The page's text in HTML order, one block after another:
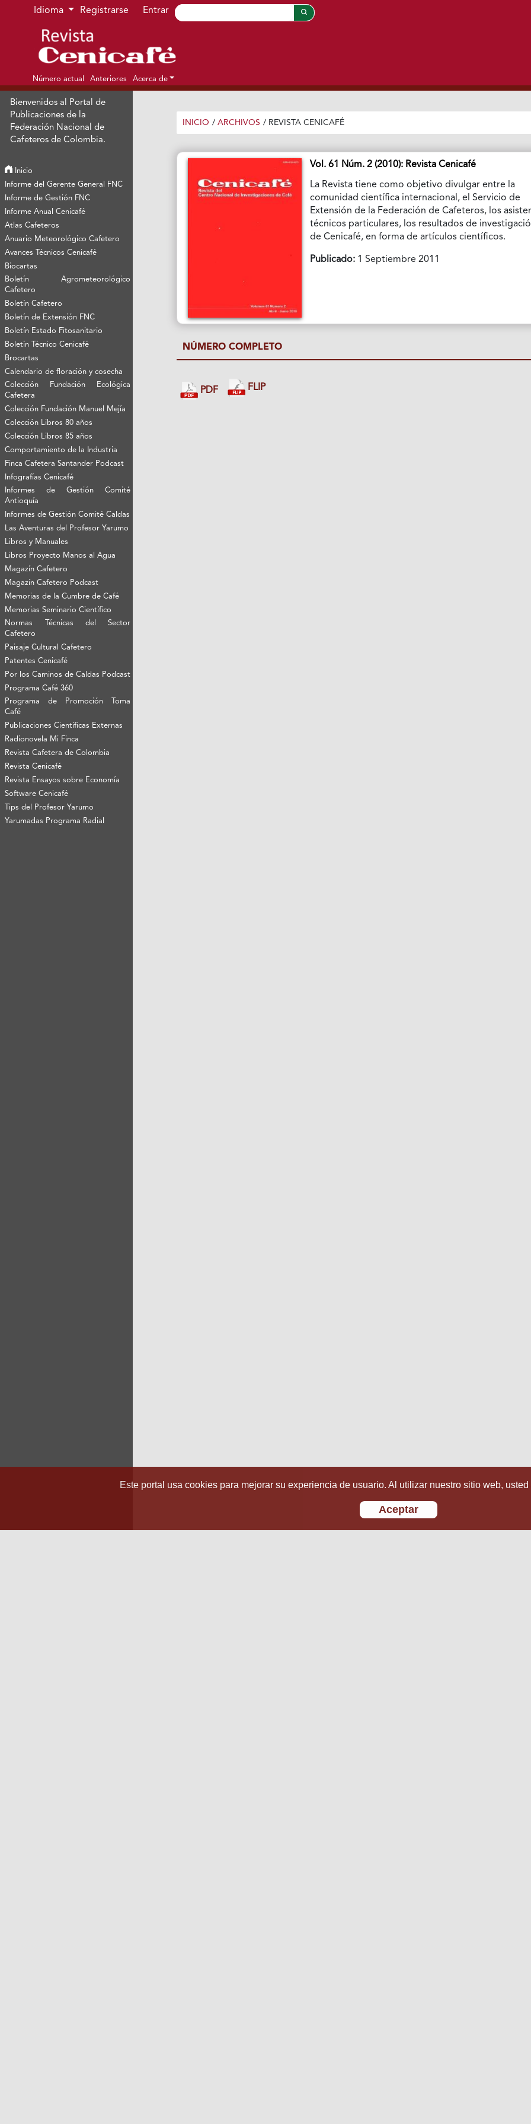
Ir al menú de navegación principal
Ir al contenido principal
Ir al pie de página del sitio
Idioma Registrarse Entrar
Número actual Anteriores Acerca de
Bienvenidos al Portal de
Publicaciones de la
Federación Nacional de
Cafeteros de Colombia.
Inicio
Informe del Gerente General FNC
Informe de Gestión FNC
Informe Anual Cenicafé
Atlas Cafeteros
Anuario Meteorológico Cafetero
Avances Técnicos Cenicafé
Biocartas
Boletín Agrometeorológico
Cafetero
Boletín Cafetero
Boletín de Extensión FNC
Boletín Estado Fitosanitario
Boletín Técnico Cenicafé
Brocartas
Calendario de floración y cosecha
Colección Fundación Ecológica
Cafetera
Colección Fundación Manuel Mejía
Colección Libros 80 años
Colección Libros 85 años
Comportamiento de la Industria
Finca Cafetera Santander Podcast
Infografías Cenicafé
Informes de Gestión Comité
Antioquía
Informes de Gestión Comité Caldas
Las Aventuras del Profesor Yarumo
Libros y Manuales
Libros Proyecto Manos al Agua
Magazín Cafetero
Magazín Cafetero Podcast
Memorias de la Cumbre de Café
Memorias Seminario Científico
Normas Técnicas del Sector
Cafetero
Paisaje Cultural Cafetero
Patentes Cenicafé
Por los Caminos de Caldas Podcast
Programa Café 360
Programa de Promoción Toma
Café
Publicaciones Científicas Externas
Radionovela Mi Finca
Revista Cafetera de Colombia
Revista Cenicafé
Revista Ensayos sobre Economía
Software Cenicafé
Tips del Profesor Yarumo
Yarumadas Programa Radial
INICIO / ARCHIVOS / REVISTA CENICAFÉ
Vol. 61 Núm. 2 (2010): Revista Cenicafé
La Revista tiene como objetivo divulgar entre la
comunidad científica internacional, el Servicio de
Extensión de la Federación de Cafeteros, los
técnicos particulares, los resultados de
de Cenicafé, en forma de artículos científicos.
Publicado: 1 Septiembre 2011
NÚMERO COMPLETO
PDF FLIP
Este portal usa cookies para mejorar su experiencia de usuario. Al utilizar nuestro sitio web,
Aceptar